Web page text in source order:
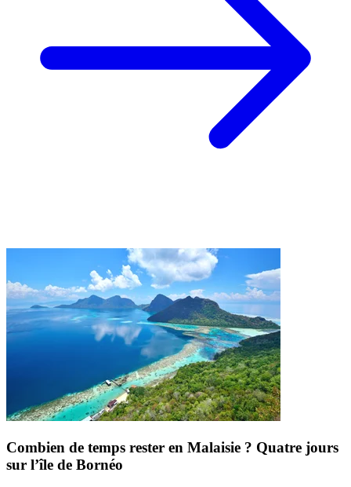
Combien de temps rester en Malaisie ? Quatre jours
sur l’île de Bornéo